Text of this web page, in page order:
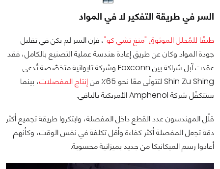
السر في طريقة التفكير لا في المواد
طبقًا للمُحلل الموثوق "منغ تشي كو"، فإن السر لم يكن في تقليل
جودة المواد وكان عن طريق إعادة هندسة عملية التصنيع بالكامل، فقد
عقدت آبل شراكة بين Foxconn وشركة تايوانية متخصّصة تُدعى
Shin Zu Shing لتتولّى معًا نحو 65٪ من
إنتاج المفصلات، بينما
ستتكفّل شركة Amphenol الأمريكية بالباقي.
قلّل المهندسون عدد القطع داخل المفصلة، وابتكروا طريقة تجميع أكثر
دقة تجعل المفصلة أكثر كفاءة وأقل تكلفة في نفس الوقت، وكأنهم
أعادوا رسم الميكانيكا من جديد بميزانية محسوبة.